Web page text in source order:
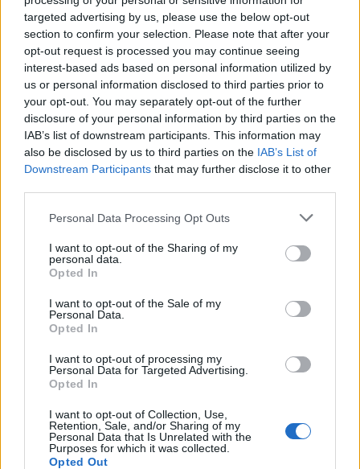
targeted advertising by us, please use the below opt-out
section to confirm your selection. Please note that after your
opt-out request is processed you may continue seeing
interest-based ads based on personal information utilized by
us or personal information disclosed to third parties prior to
your opt-out. You may separately opt-out of the further
disclosure of your personal information by third parties on the
IAB’s list of downstream participants. This information may
also be disclosed by us to third parties on the IAB’s List of
Downstream Participants that may further disclose it to other
Personal Data Processing Opt Outs
I want to opt-out of the Sharing of my
personal data.
Opted In
I want to opt-out of the Sale of my
Personal Data.
Opted In
I want to opt-out of processing my
Personal Data for Targeted Advertising.
Opted In
I want to opt-out of Collection, Use,
Retention, Sale, and/or Sharing of my
Personal Data that Is Unrelated with the
Purposes for which it was collected.
Opted Out
Sutinku sutaisyklėmis
This site is protected by
reCAPTCHA and the Google
Privacy PolicyandTerms of
Service apply.
TAIP PAT SKAITYKITE